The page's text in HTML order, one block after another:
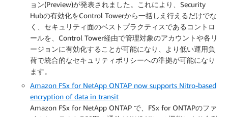
ョン(Preview)が発表されました。これにより、Security
Hubの有効化をControl Towerから一括しえ行えるだけでな
く、セキュリティ面のベストプラクティスであるコントロ
ールを、Control Tower経由で管理対象のアカウントや各リ
ージョンに有効化することが可能になり、より低い運用負
荷で統合的なセキュリティポリシーへの準拠が可能になり
ます。
Amazon FSx for NetApp ONTAP now supports Nitro-based
encryption of data in transit
Amazon FSx for NetApp ONTAP で、FSx for ONTAPのファ